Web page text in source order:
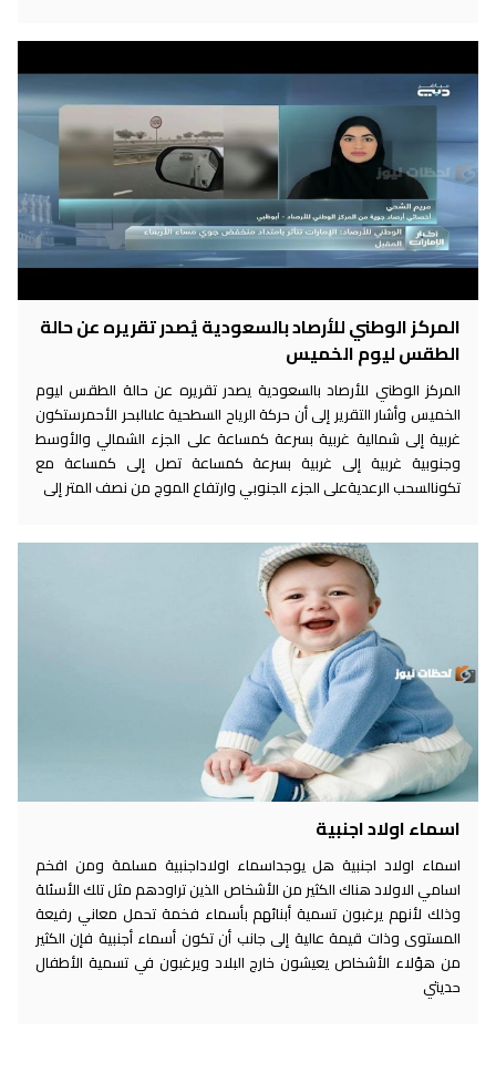
المركز الوطني للأرصاد بالسعودية يُصدر تقريره عن حالة
الطقس ليوم الخميس
المركز الوطني للأرصاد بالسعودية يصدر تقريره عن حالة الطقس ليوم
الخميس وأشار التقرير إلى أن حركة الرياح السطحية علىالبحر الأحمرستكون
غربية إلى شمالية غربية بسرعة كمساعة على الجزء الشمالي والأوسط
وجنوبية غربية إلى غربية بسرعة كمساعة تصل إلى كمساعة مع
تكونالسحب الرعديةعلى الجزء الجنوبي وارتفاع الموج من نصف المتر إلى
اسماء اولاد اجنبية
اسماء اولاد اجنبية هل يوجداسماء اولاداجنبية مسلمة ومن افخم
اسامي الاولاد هناك الكثير من الأشخاص الذين تراودهم مثل تلك الأسئلة
وذلك لأنهم يرغبون تسمية أبنائهم بأسماء فخمة تحمل معاني رفيعة
المستوى وذات قيمة عالية إلى جانب أن تكون أسماء أجنبية فإن الكثير
من هؤلاء الأشخاص يعيشون خارج البلاد ويرغبون في تسمية الأطفال
حديثي